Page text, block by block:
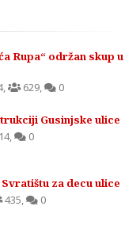
Rupa“ održan skup u
, 629, 0
Gusinjske ulice
, 0
za decu ulice
435, 0